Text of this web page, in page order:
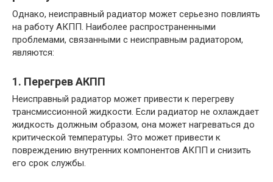
Однако, неисправный радиатор может серьезно повлиять
на работу АКПП. Наиболее распространенными
проблемами, связанными с неисправным радиатором,
являются:
1. Перегрев АКПП
Неисправный радиатор может привести к перегреву
трансмиссионной жидкости. Если радиатор не охлаждает
жидкость должным образом, она может нагреваться до
критической температуры. Это может привести к
повреждению внутренних компонентов АКПП и снизить
его срок службы.